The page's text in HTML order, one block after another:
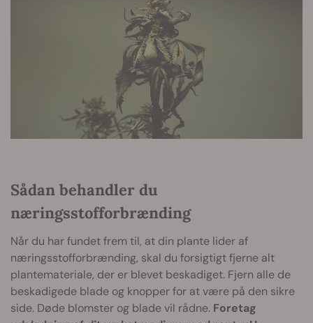
Sådan behandler du
næringsstofforbrænding
Når du har fundet frem til, at din plante lider af
næringsstofforbrænding, skal du forsigtigt fjerne alt
plantemateriale, der er blevet beskadiget. Fjern alle de
beskadigede blade og knopper for at være på den sikre
side. Døde blomster og blade vil rådne. Foretag